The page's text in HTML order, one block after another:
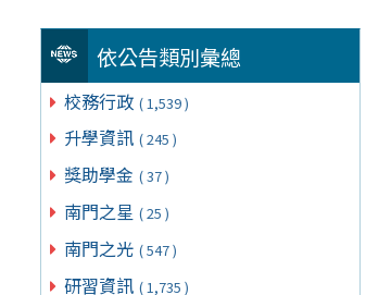
依公告類別彙總
校務行政 ( 1,539 )
升學資訊 ( 245 )
獎助學金 ( 37 )
南門之星 ( 25 )
南門之光 ( 547 )
研習資訊 ( 1,735 )